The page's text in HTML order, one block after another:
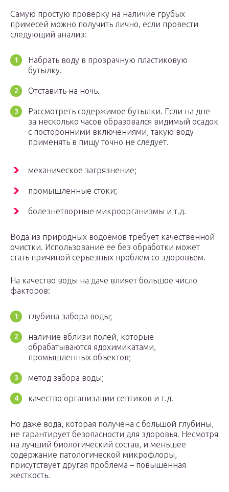
Самую простую проверку на наличие грубых
примесей можно получить лично, если провести
следующий анализ:
Набрать воду в прозрачную пластиковую
бутылку.
Отставить на ночь.
Рассмотреть содержимое бутылки. Если на дне
за несколько часов образовался видимый осадок
с посторонними включениями, такую воду
применять в пищу точно не следует.
механическое загрязнение;
промышленные стоки;
болезнетворные микроорганизмы и т.д.
Вода из природных водоемов требует качественной
очистки. Использование ее без обработки может
стать причиной серьезных проблем со здоровьем.
На качество воды на даче влияет большое число
факторов:
глубина забора воды;
наличие вблизи полей, которые
обрабатываются ядохимикатами,
промышленных объектов;
метод забора воды;
качество организации септиков и т.д.
Но даже вода, которая получена с большой глубины,
не гарантирует безопасности для здоровья. Несмотря
на лучший биологический состав, и меньшее
содержание патологической микрофлоры,
присутствует другая проблема – повышенная
жесткость.